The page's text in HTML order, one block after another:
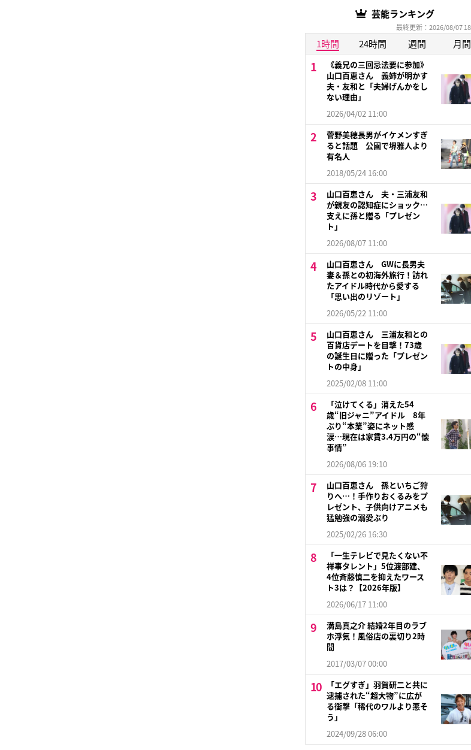
芸能ランキング
最終更新：2026/08/07
1時間 24時間 週間 月間
《義兄の三回忌法要に参加》
山口百恵さん 義姉が明かす
夫・友和と「夫婦げんかをし
ない理由」
2026/04/02 11:00
菅野美穂長男がイケメンすぎ
ると話題 公園で堺雅人より
有名人
2018/05/24 16:00
山口百恵さん 夫・三浦友和
が親友の認知症にショック…
支えに孫と贈る「プレゼン
ト」
2026/08/07 11:00
山口百恵さん GWに長男夫
妻＆孫との初海外旅行！訪れ
たアイドル時代から愛する
「思い出のリゾート」
2026/05/22 11:00
山口百恵さん 三浦友和との
百貨店デートを目撃！73歳
の誕生日に贈った「プレゼン
トの中身」
2025/02/08 11:00
「泣けてくる」消えた54
歳“旧ジャニ”アイドル 8年
ぶり“本業”姿にネット感
涙…現在は家賃3.4万円の“懐
事情”
2026/08/06 19:10
山口百恵さん 孫といちご狩
りへ…！手作りおくるみをプ
レゼント、子供向けアニメも
猛勉強の溺愛ぶり
2025/02/26 16:30
「一生テレビで見たくない不
祥事タレント」5位渡部建、
4位斉藤慎二を抑えたワース
ト3は？【2026年版】
2026/06/17 11:00
満島真之介 結婚2年目のラブ
ホ浮気！風俗店の裏切り2時
間
2017/03/07 00:00
「エグすぎ」羽賀研二と共に
逮捕された“超大物”に広が
る衝撃「稀代のワルより悪そ
う」
2024/09/28 06:00